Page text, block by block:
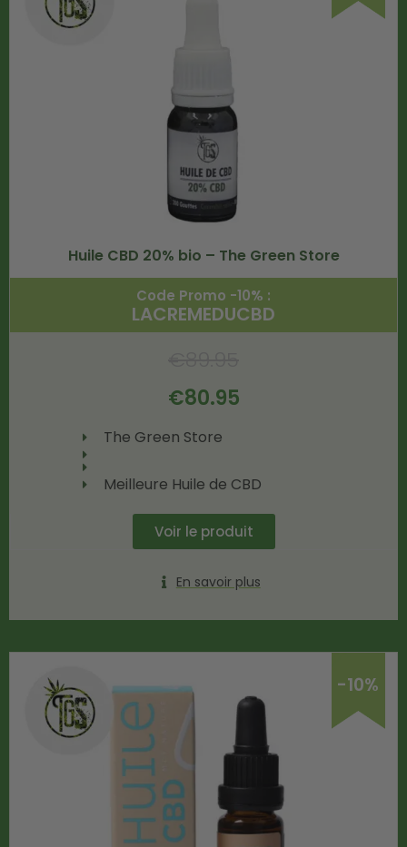
Huile CBD 20% bio – The Green Store
Code Promo -10% :
LACREMEDUCBD
€80.95
The Green Store
Meilleure Huile de CBD
Voir le produit
En savoir plus
-10%